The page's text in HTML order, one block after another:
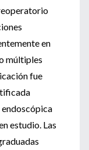
en
múltiples
fue
estudio. Las